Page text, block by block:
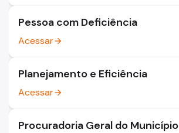
Pessoa com Deficiência
Acessararrow_forward
Planejamento e Eficiência
Acessararrow_forward
Procuradoria Geral do Município